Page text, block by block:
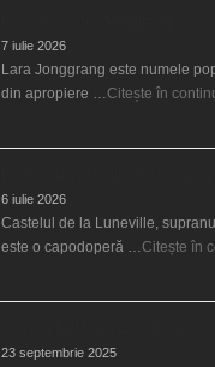
7 iulie 2026
Lara Jonggrang este numele
din apropiere …Citește în
6 iulie 2026
Castelul de la Luneville,
este o capodoperă …Citește în
23 septembrie 2025